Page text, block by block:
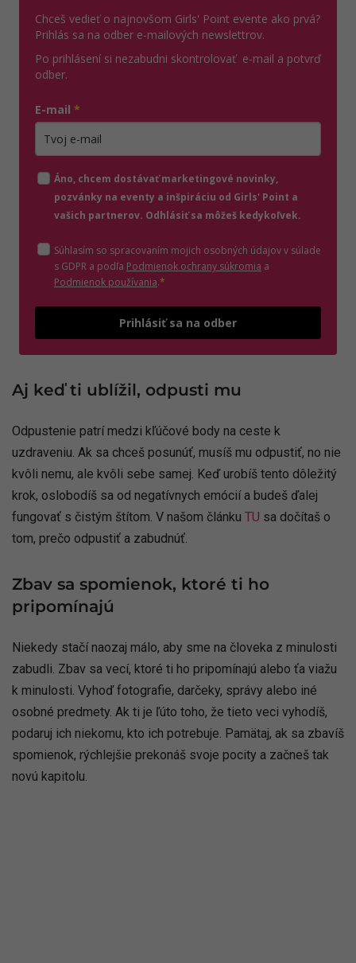
Chceš vedieť o najnovšom Girls' Point evente ako prvá?
Prihlás sa na odber e-mailových newslettrov.
Po prihlásení si nezabudni skontrolovať e-mail a potvrď
odber.
E-mail *
Áno, chcem dostávať marketingové novinky,
pozvánky na eventy a inšpiráciu od Girls' Point a
vašich partnerov. Odhlásiť sa môžeš kedykoľvek.
Súhlasím so spracovaním mojich osobných údajov v súlade
s GDPR a podľa Podmienok ochrany súkromia (otvorí sa v novom
a
Podmienok používania(otvorí sa v novom okne)
.*
Prihlásiť sa na odber
Aj keď ti ublížil, odpusti mu
Odpustenie patrí medzi kľúčové body na ceste k
uzdraveniu. Ak sa chceš posunúť, musíš mu odpustiť, no nie
kvôli nemu, ale kvôli sebe samej. Keď urobíš tento dôležitý
krok, oslobodíš sa od negatívnych emócií a budeš ďalej
fungovať s čistým štítom. V našom článku TU sa dočítaš o
tom, prečo odpustiť a zabudnúť.
Zbav sa spomienok, ktoré ti ho
pripomínajú
Niekedy stačí naozaj málo, aby sme na človeka z minulosti
zabudli. Zbav sa vecí, ktoré ti ho pripomínajú alebo ťa viažu
k minulosti. Vyhoď fotografie, darčeky, správy alebo iné
osobné predmety. Ak ti je ľúto toho, že tieto veci vyhodíš,
podaruj ich niekomu, kto ich potrebuje. Pamätaj, ak sa zbavíš
spomienok, rýchlejšie prekonáš svoje pocity a začneš tak
novú kapitolu.